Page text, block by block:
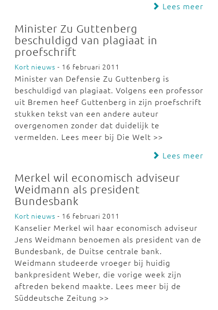
Lees meer
Minister Zu Guttenberg
beschuldigd van plagiaat in
proefschrift
Kort nieuws - 16 februari 2011
Minister van Defensie Zu Guttenberg is
beschuldigd van plagiaat. Volgens een professor
uit Bremen heef Guttenberg in zijn proefschrift
stukken tekst van een andere auteur
overgenomen zonder dat duidelijk te
vermelden. Lees meer bij Die Welt >>
Lees meer
Merkel wil economisch adviseur
Weidmann als president
Bundesbank
Kort nieuws - 16 februari 2011
Kanselier Merkel wil haar economisch adviseur
Jens Weidmann benoemen als president van de
Bundesbank, de Duitse centrale bank.
Weidmann studeerde vroeger bij huidig
bankpresident Weber, die vorige week zijn
aftreden bekend maakte. Lees meer bij de
Süddeutsche Zeitung >>